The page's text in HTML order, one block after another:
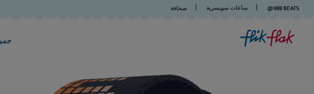
@988 BEATS ساعات سويسرية صحافة